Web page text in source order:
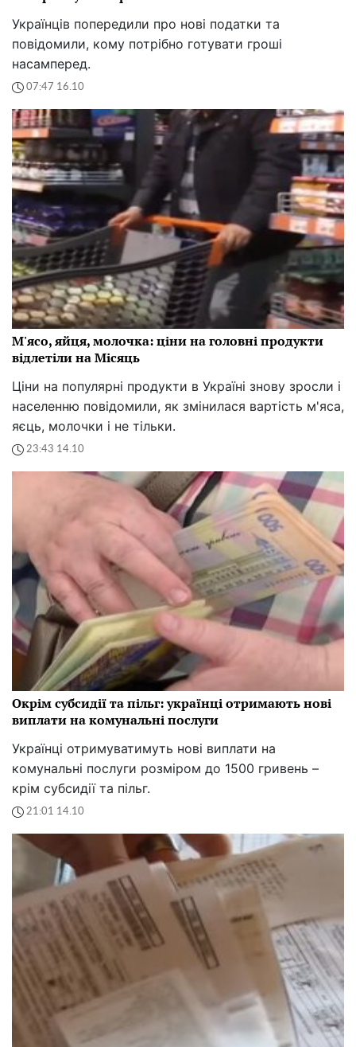
Українців попередили про нові податки та
повідомили, кому потрібно готувати гроші
насамперед.
07:47 16.10
М'ясо, яйця, молочка: ціни на головні продукти
відлетіли на Місяць
Ціни на популярні продукти в Україні знову зросли і
населенню повідомили, як змінилася вартість м'яса,
яєць, молочки і не тільки.
23:43 14.10
Окрім субсидії та пільг: українці отримають нові
виплати на комунальні послуги
Українці отримуватимуть нові виплати на
комунальні послуги розміром до 1500 гривень –
крім субсидії та пільг.
21:01 14.10